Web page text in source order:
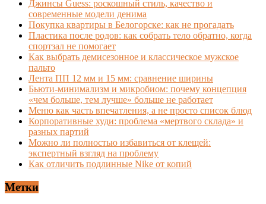
Джинсы Guess: роскошный стиль, качество и
современные модели денима
Покупка квартиры в Белогорске: как не прогадать
Пластика после родов: как собрать тело обратно, когда
спортзал не помогает
Как выбрать демисезонное и классическое мужское
пальто
Лента ПП 12 мм и 15 мм: сравнение ширины
Бьюти-минимализм и микробиом: почему концепция
«чем больше, тем лучше» больше не работает
Меню как часть впечатления, а не просто список блюд
Корпоративные худи: проблема «мертвого склада» и
разных партий
Можно ли полностью избавиться от клещей:
экспертный взгляд на проблему
Как отличить подлинные Nike от копий
Метки